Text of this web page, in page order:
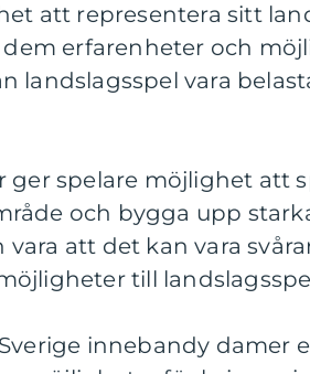
att representera sitt
dem erfarenheter och
landslagsspel vara
ger spelare möjlighet att
och bygga upp
vara att det kan vara
till
innebandy damer